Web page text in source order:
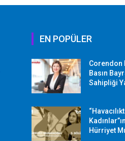
EN POPÜLER
Corendon
Basın
Sahipliği
Hürriyet